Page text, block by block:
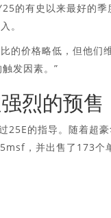
的有史以来最好的季
。
价格略低，但他们
发因素。”
烈的预售
25E的指导。随着超
，并出售了173